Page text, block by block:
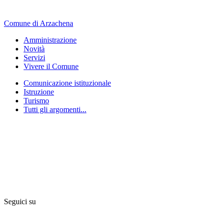
Comune di Arzachena
Amministrazione
Novità
Servizi
Vivere il Comune
Comunicazione istituzionale
Istruzione
Turismo
Tutti gli argomenti...
Seguici su